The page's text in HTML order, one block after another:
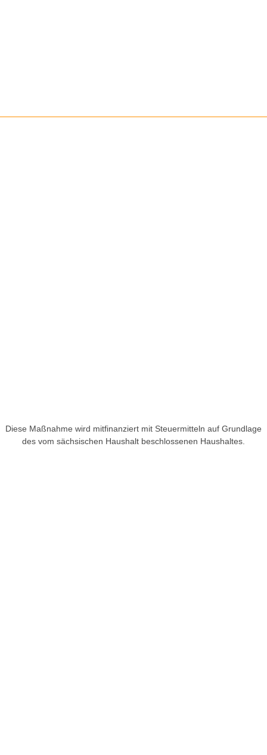
Diese Maßnahme wird mitfinanziert mit Steuermitteln auf Grundlage
des vom sächsischen Haushalt beschlossenen Haushaltes.